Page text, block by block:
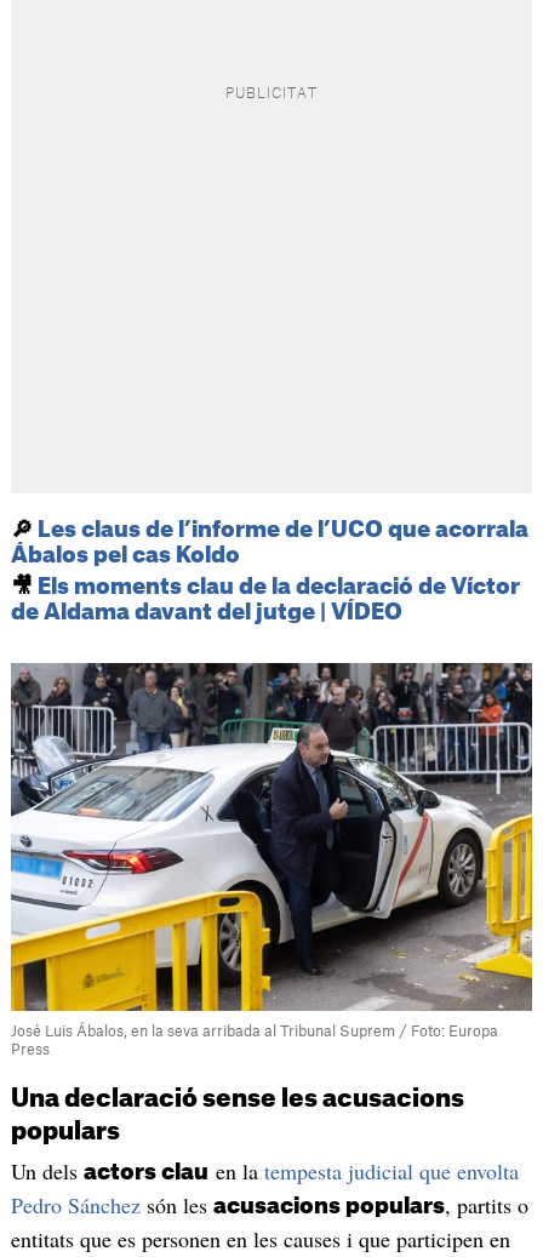
🔎 Les claus de l’informe de l’UCO que acorrala
Ábalos pel cas Koldo
🎥 Els moments clau de la declaració de Víctor
de Aldama davant del jutge | VÍDEO
José Luis Ábalos, en la seva arribada al Tribunal Suprem / Foto: Europa
Press
Una declaració sense les acusacions
populars
Un dels actors clau en la tempesta judicial que envolta
Pedro Sánchezsón les acusacions populars, partits o
entitats que es personen en les causes i que participen en